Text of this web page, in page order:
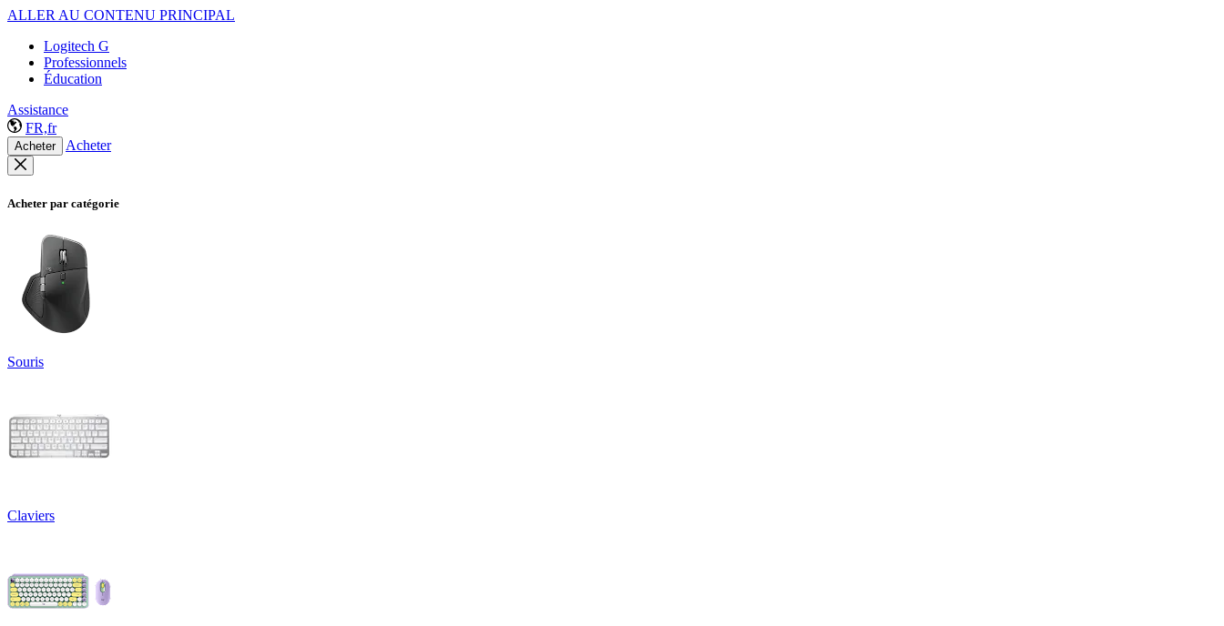
ALLER AU CONTENU PRINCIPAL
Logitech G
Professionnels
Éducation
Assistance
FR,fr
Acheter Acheter
Acheter par catégorie
Souris
Claviers